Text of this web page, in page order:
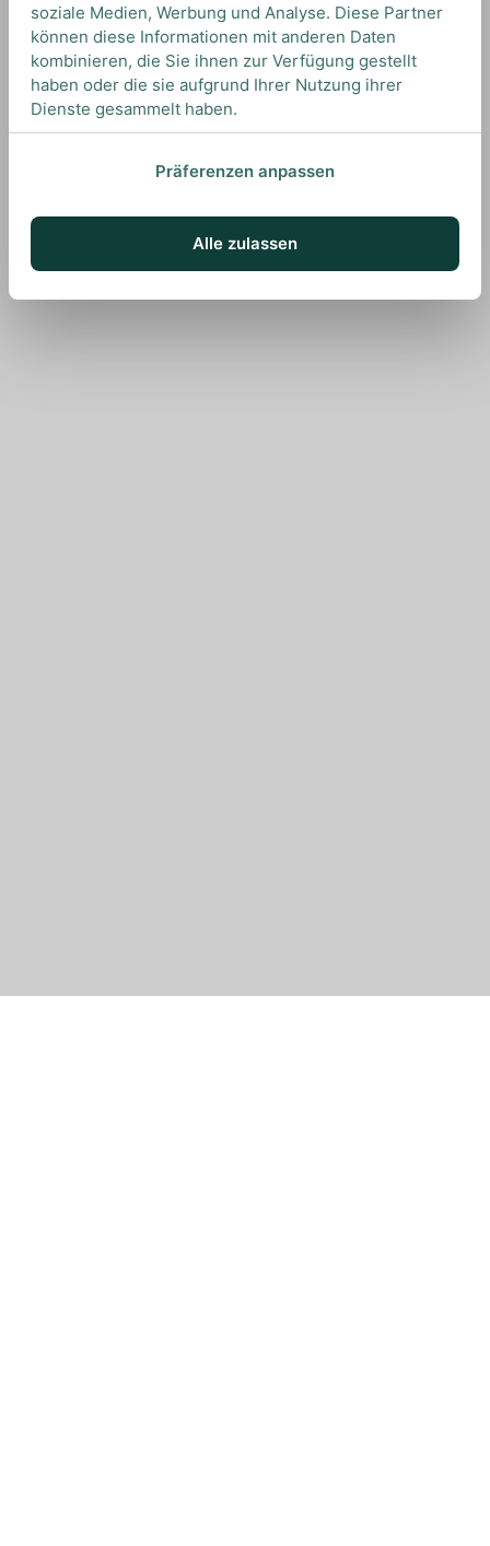
soziale Medien, Werbung und Analyse. Diese Partner
können diese Informationen mit anderen Daten
kombinieren, die Sie ihnen zur Verfügung gestellt
haben oder die sie aufgrund Ihrer Nutzung ihrer
Dienste gesammelt haben.
Präferenzen anpassen
Alle zulassen